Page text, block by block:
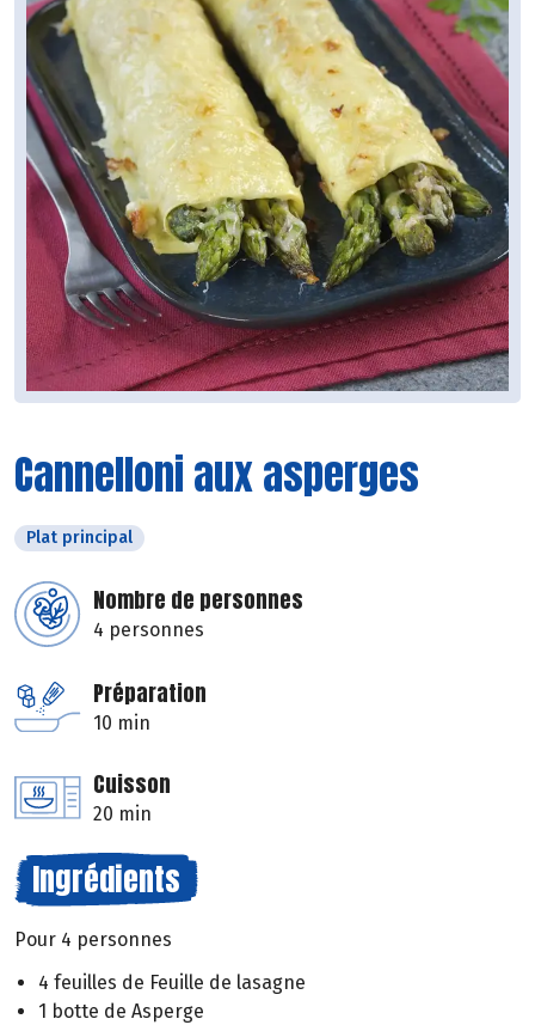
Cannelloni aux asperges
Plat principal
Nombre de personnes
4 personnes
Préparation
10 min
Cuisson
20 min
Ingrédients
Pour 4 personnes
4 feuilles de Feuille de lasagne
1 botte de Asperge